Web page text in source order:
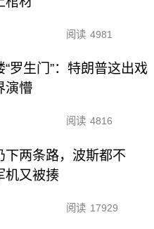
阅读 4981
“罗生门”：特朗普这出戏
演懵
阅读 4816
下两条路，波斯都不
机又被揍
阅读 17929